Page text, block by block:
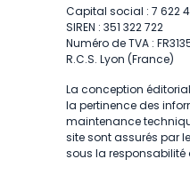
Capital social : 7 622
SIREN : 351 322 722
Numéro de TVA :
R.C.S. Lyon (France)
La conception
la pertinence des
maintenance
site sont assurés par le
sous la responsabilité